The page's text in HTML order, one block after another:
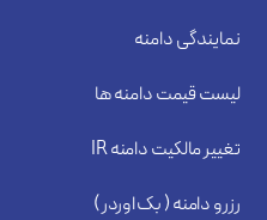
نمایندگی دامنه
لیست قیمت دامنه ها
تغییر مالکیت دامنه IR
رزرو دامنه ( بک اوردر )